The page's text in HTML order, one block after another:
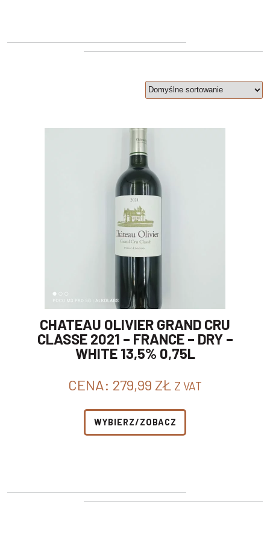
CHATEAU OLIVIER GRAND CRU
CLASSE 2021 – FRANCE – DRY –
WHITE 13,5% 0,75L
CENA: 279,99 ZŁ Z VAT
WYBIERZ/ZOBACZ